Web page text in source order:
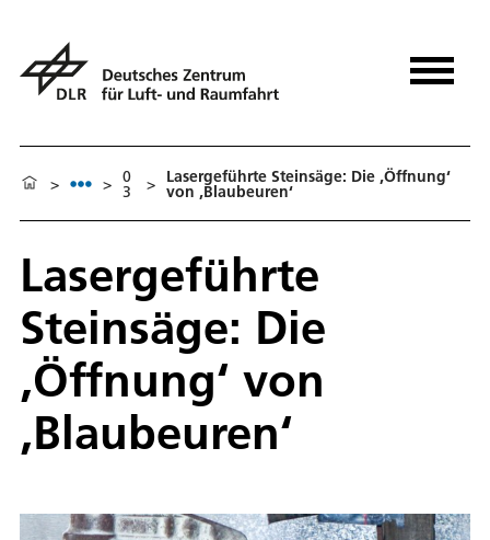
> > 0
3 > Lasergeführte Steinsäge: Die ‚Öffnung‘
von ‚Blaubeuren‘
Lasergeführte
Steinsäge: Die
‚Öffnung‘ von
‚Blaubeuren‘